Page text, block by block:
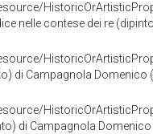
nelle contese dei re
di Campagnola Domenico
di Campagnola Domenico